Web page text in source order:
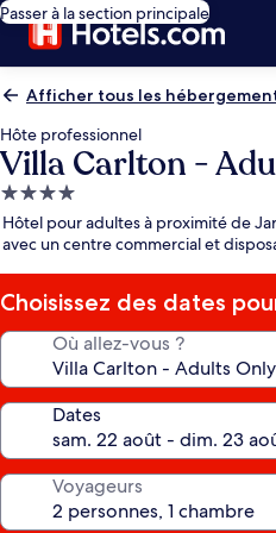
Passer à la section principale
Afficher tous les
Hôte professionnel
Villa Carlton -
Hébergement
4.0 étoiles
Hôtel pour adultes à proximité de
avec un centre commercial et
Choisissez des dates
Où allez-vous ?
Dates
Voyageurs